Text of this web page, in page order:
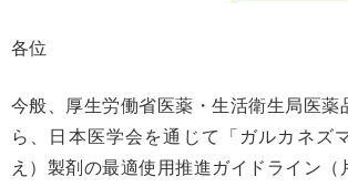
各位
今般、厚生労働省医薬・生活衛生局医薬
ら、日本医学会を通じて「ガルカネズ
え）製剤の最適使用推進ガイドライン（